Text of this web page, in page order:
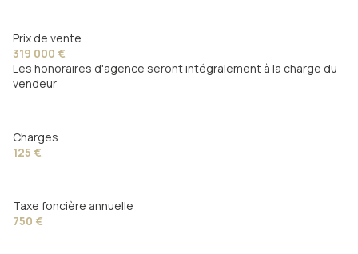
Prix de vente
319 000 €
Les honoraires d'agence seront intégralement à la charge du
vendeur
Charges
125 €
Taxe foncière annuelle
750 €